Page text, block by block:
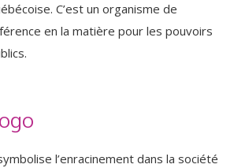
C’est un organisme de
en la matière pour les pouvoirs
l’enracinement dans la société